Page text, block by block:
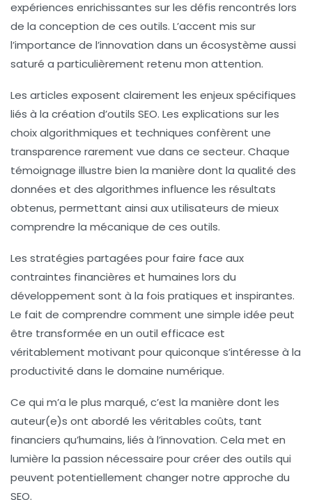
expériences enrichissantes sur les défis rencontrés lors
de la conception de ces outils. L’accent mis sur
l’importance de l’innovation dans un écosystème aussi
saturé a particulièrement retenu mon attention.
Les articles exposent clairement les enjeux spécifiques
liés à la création d’outils SEO. Les explications sur les
choix algorithmiques et techniques confèrent une
transparence rarement vue dans ce secteur. Chaque
témoignage illustre bien la manière dont la qualité des
données et des algorithmes influence les résultats
obtenus, permettant ainsi aux utilisateurs de mieux
comprendre la mécanique de ces outils.
Les stratégies partagées pour faire face aux
contraintes financières et humaines lors du
développement sont à la fois pratiques et inspirantes.
Le fait de comprendre comment une simple idée peut
être transformée en un outil efficace est
véritablement motivant pour quiconque s’intéresse à la
productivité dans le domaine numérique.
Ce qui m’a le plus marqué, c’est la manière dont les
auteur(e)s ont abordé les véritables coûts, tant
financiers qu’humains, liés à l’innovation. Cela met en
lumière la passion nécessaire pour créer des outils qui
peuvent potentiellement changer notre approche du
SEO.